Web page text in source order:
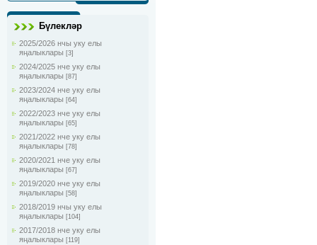
Бүлекләр
2025/2026 нчы уку елы
яңалыклары [3]
2024/2025 нче уку елы
яңалыклары [87]
2023/2024 нче уку елы
яңалыклары [64]
2022/2023 нче уку елы
яңалыклары [65]
2021/2022 нче уку елы
яңалыклары [78]
2020/2021 нче уку елы
яңалыклары [67]
2019/2020 нче уку елы
яңалыклары [58]
2018/2019 нчы уку елы
яңалыклары [104]
2017/2018 нче уку елы
яңалыклары [119]